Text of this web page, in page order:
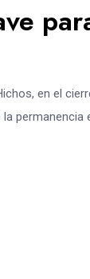
en el
permanencia